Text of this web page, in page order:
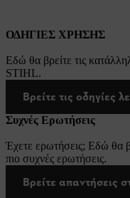
ΟΔΗΓΙΕΣ ΧΡΗΣΗΣ
Εδώ θα βρείτε τις
STIHL.
Βρείτε τις οδηγίες
Συχνές Ερωτήσεις
Έχετε ερωτήσεις; Εδώ θα
πιο συχνές ερωτήσεις.
Βρείτε απαντήσεις